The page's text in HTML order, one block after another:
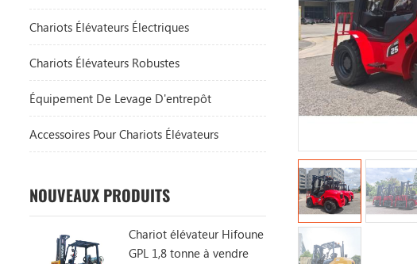
Chariots Élévateurs Électriques
Chariots Élévateurs Robustes
Équipement De Levage D'entrepôt
Accessoires Pour Chariots Élévateurs
NOUVEAUX PRODUITS
Chariot élévateur Hifoune
GPL 1,8 tonne à vendre